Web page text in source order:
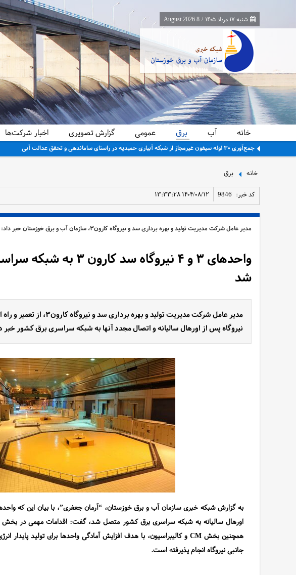
شنبه ۱۷ مرداد ۱۴۰۵ /
8 August 2026
خانه آب برق عمومی گزارش تصویری اخبار شرکت‌ها
جمع‌آوری ۳۰ لوله سیفون غیرمجاز از شبکه آبیاری حمیدیه در راستای ساماندهی و تحقق عدالت آبی
خانه برق
کد خبر: 9846 ۱۴۰۴/۰۸/۱۲ ۱۳:۳۳:۲۸
مدیر عامل شرکت مدیریت تولید و بهره برداری سد و نیروگاه کارون۳، سازمان آب و برق خوزستان خبر داد:
واحدهای ۳ و ۴ نیروگاه سد
شد
نیروگاه پس از اورهال سالیانه و اتصال مجدد آنها به شبکه سراسری برق کشور خبر
به گزارش شبکه خبری سازمان آب و برق خوزستان، “آرمان جعفری”، با بیان این که
اورهال سالیانه به شبکه سراسری برق کشور متصل شد، گفت: اقدامات مهمی در بخش
همچنین بخشCM و کالیبراسیون، با هدف افزایش آمادگی واحدها برای تولید پایدار
جانبی نیروگاه انجام پذیرفته است.